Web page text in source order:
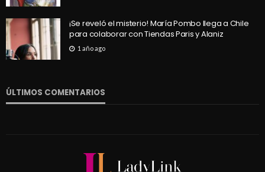
¡Se reveló el misterio! María Pombo llega a Chile
para colaborar con Tiendas Paris y Alaniz
1 año ago
ÚLTIMOS COMENTARIOS